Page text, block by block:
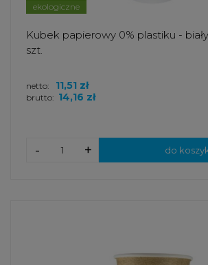
ekologiczne
Kubek papierowy 0% plastiku -
szt.
brutto: 14,16 zł
netto: 11,51 zł
+
- do